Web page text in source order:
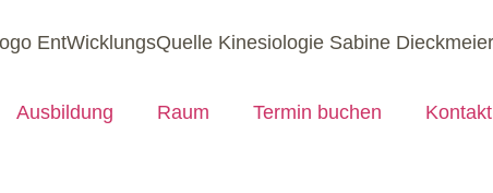
Ausbildung Raum Termin buchen Kontakt